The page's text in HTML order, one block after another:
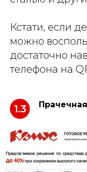
Кстати, если
можно
достаточно
телефона на
1.3 Прачечная